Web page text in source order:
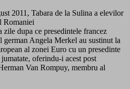
2011, Tabara de la Sulina a elevilor
Romaniei
dupa ce presedintele francez
Angela Merkel au sustinut la
al zonei Euro cu un presedinte
oferindu-i acest post
Van Rompuy, membru al